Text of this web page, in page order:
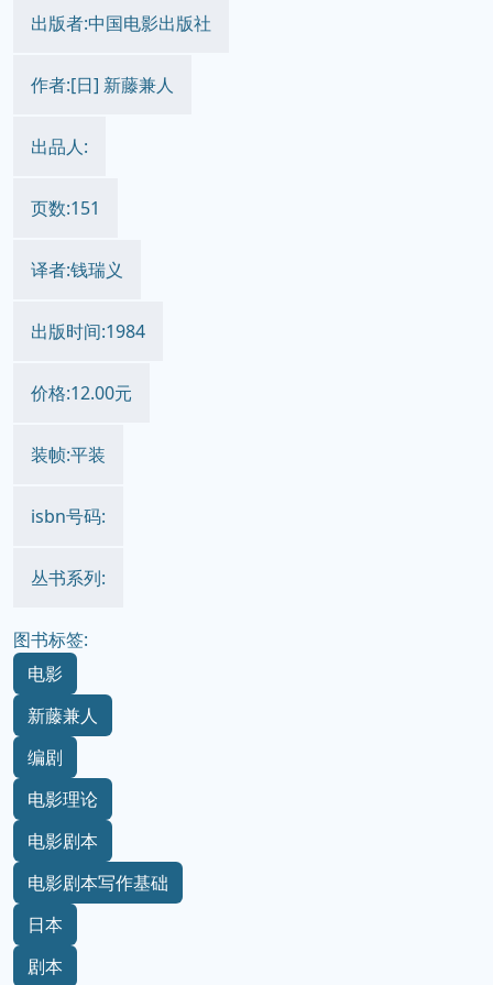
出版者:中国电影出版社
作者:[日] 新藤兼人
出品人:
页数:151
译者:钱瑞义
出版时间:1984
价格:12.00元
装帧:平装
isbn号码:
丛书系列:
图书标签:
电影
新藤兼人
编剧
电影理论
电影剧本
电影剧本写作基础
日本
剧本